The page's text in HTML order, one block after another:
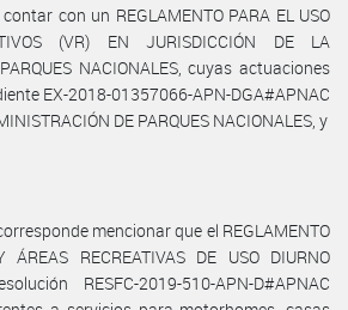
con un REGLAMENTO PARA EL USO
(VR) EN JURISDICCIÓN DE LA
NACIONALES, cuyas actuaciones
EX-2018-01357066-APN-DGA#APNAC
DE PARQUES NACIONALES, y
mencionar que el REGLAMENTO
ÁREAS RECREATIVAS DE USO DIURNO
RESFC-2019-510-APN-D#APNAC